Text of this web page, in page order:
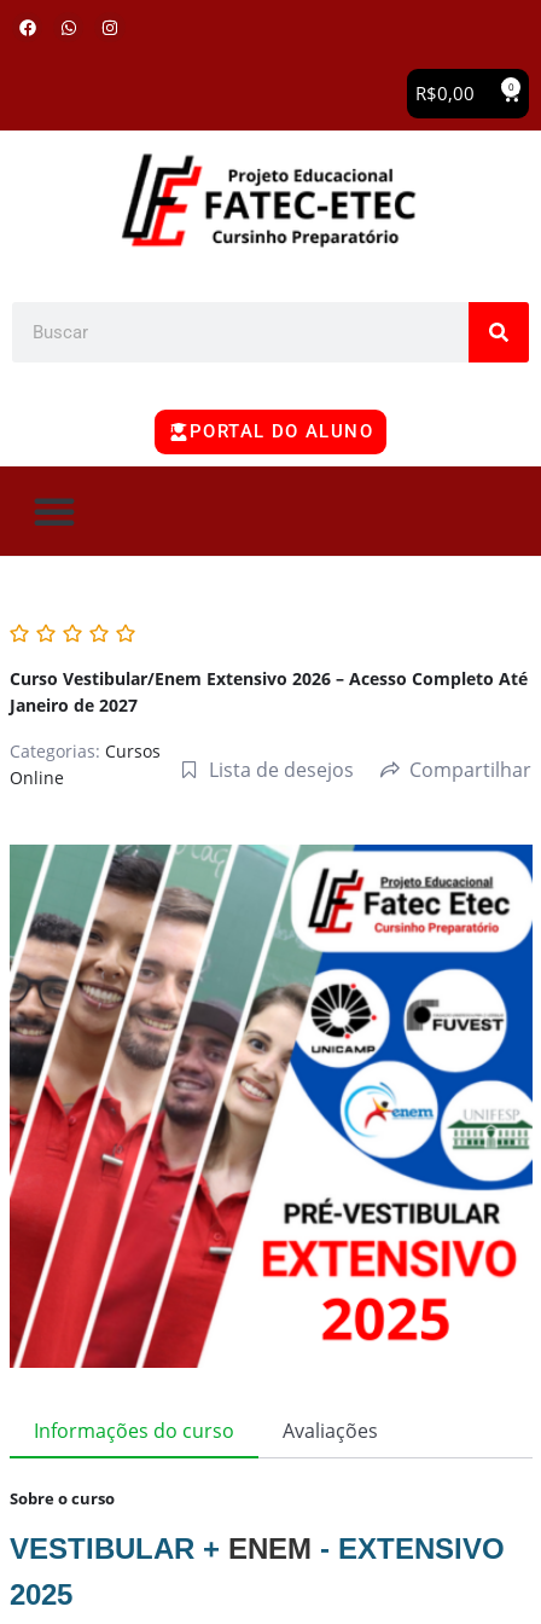
R$0,00 0
PORTAL DO ALUNO
Curso Vestibular/Enem Extensivo 2026 – Acesso Completo Até
Janeiro de 2027
Categorias: Cursos
Online
Lista de desejos Compartilhar
Informações do curso Avaliações
Sobre o curso
VESTIBULAR + ENEM - EXTENSIVO
2025